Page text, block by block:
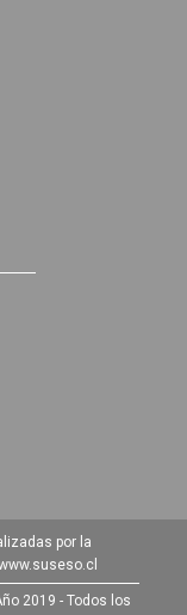
por la
2019 - Todos los